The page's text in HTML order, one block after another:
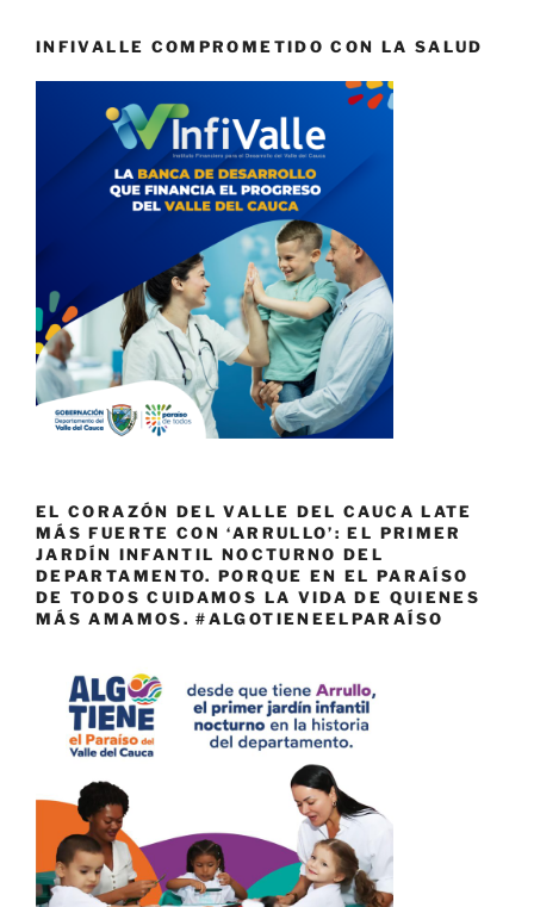
INFIVALLE COMPROMETIDO CON LA SALUD
EL CORAZÓN DEL VALLE DEL CAUCA LATE
MÁS FUERTE CON ‘ARRULLO’: EL PRIMER
JARDÍN INFANTIL NOCTURNO DEL
DEPARTAMENTO. PORQUE EN EL PARAÍSO
DE TODOS CUIDAMOS LA VIDA DE QUIENES
MÁS AMAMOS. #ALGOTIENEELPARAÍSO